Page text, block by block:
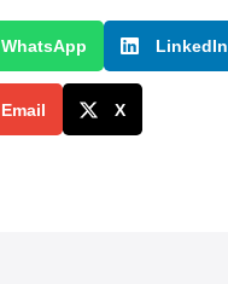
WhatsApp LinkedIn
Email X